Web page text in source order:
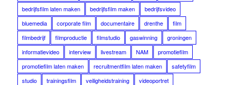
bedrijfsfilm laten maken
bedrijfsfilm maken
bedrijfsvideo
bluemedia
corporate film documentaire drenthe
film
filmbedrijf
filmproductie filmstudio gaswinning
groningen
informatievideo
interview livestream NAM
promotiefilm
promotiefilm laten maken
recruitmentfilm laten maken
safetyfilm
studio
trainingsfilm veiligheidstraining
videoportret